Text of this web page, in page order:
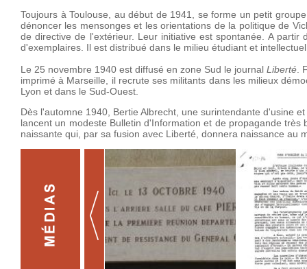
Toujours à Toulouse, au début de 1941, se forme un petit
dénoncer les mensonges et les orientations de la politique de
de directive de l'extérieur. Leur initiative est spontanée. A
d'exemplaires. Il est distribué dans le milieu étudiant et
Le 25 novembre 1940 est diffusé en zone Sud le journal Liberté .
imprimé à Marseille, il recrute ses militants dans les milieux
Lyon et dans le Sud-Ouest.
Dès l'automne 1940, Bertie Albrecht, une surintendante d'usine
lancent un modeste Bulletin d'Information et de propagande
naissante qui, par sa fusion avec Liberté, donnera naissance au